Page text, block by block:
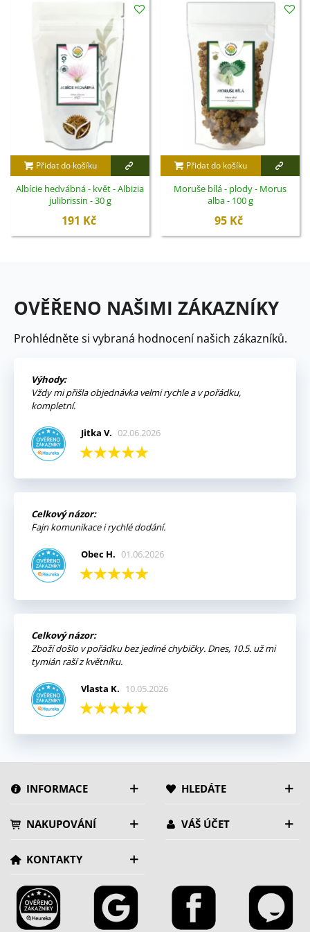
Přidat do košíku
Albície hedvábná - květ - Albizia
julibrissin - 30 g
191 Kč
Přidat do košíku
Moruše bílá - plody - Morus
alba - 100 g
95 Kč
OVĚŘENO NAŠIMI ZÁKAZNÍKY
Prohlédněte si vybraná hodnocení našich zákazníků.
Výhody:
Vždy mi přišla objednávka velmi rychle a v pořádku,
kompletní.
Jitka V. 02.06.2026
Celkový názor:
Fajn komunikace i rychlé dodání.
Obec H. 01.06.2026
Celkový názor:
Zboží došlo v pořádku bez jediné chybičky. Dnes, 10.5. už mi
tymián raší z květníku.
Vlasta K. 10.05.2026
INFORMACE HLEDÁTE
NAKUPOVÁNÍ VÁŠ ÚČET
KONTAKTY